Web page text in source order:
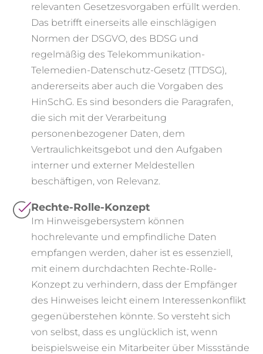
relevanten Gesetzesvorgaben erfüllt werden.
Das betrifft einerseits alle einschlägigen
Normen der DSGVO, des BDSG und
regelmäßig des Telekommunikation-
Telemedien-Datenschutz-Gesetz (TTDSG),
andererseits aber auch die Vorgaben des
HinSchG. Es sind besonders die Paragrafen,
die sich mit der Verarbeitung
personenbezogener Daten, dem
Vertraulichkeitsgebot und den Aufgaben
interner und externer Meldestellen
beschäftigen, von Relevanz.
Rechte-Rolle-Konzept
Im Hinweisgebersystem können
hochrelevante und empfindliche Daten
empfangen werden, daher ist es essenziell,
mit einem durchdachten Rechte-Rolle-
Konzept zu verhindern, dass der Empfänger
des Hinweises leicht einem Interessenkonflikt
gegenüberstehen könnte. So versteht sich
von selbst, dass es unglücklich ist, wenn
beispielsweise ein Mitarbeiter über Missstände